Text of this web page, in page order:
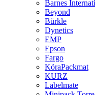
Barnes
Beyond
Bürkle
Dynetics
EMP
Epson
Fargo
KöraPackmat
KURZ
Labelmate